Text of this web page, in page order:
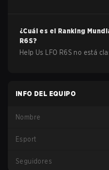
¿Cuál es el Ranking
R6S?
Help Us LFO R6S no está
INFO DEL EQUIPO
Nombre
Esport
Seguidores